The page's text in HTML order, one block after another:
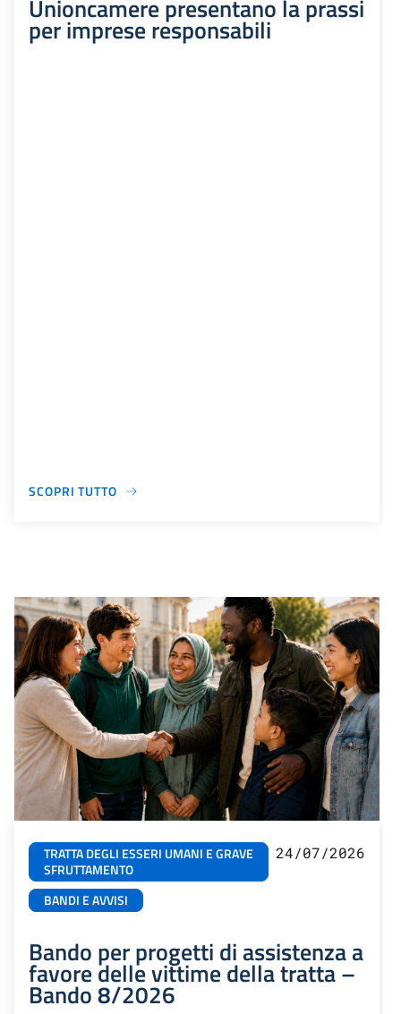
Unioncamere presentano la prassi
per imprese responsabili
SCOPRI TUTTO
TRATTA DEGLI ESSERI UMANI E GRAVE
SFRUTTAMENTO
BANDI E AVVISI
24/07/2026
Bando per progetti di assistenza a
favore delle vittime della tratta –
Bando 8/2026